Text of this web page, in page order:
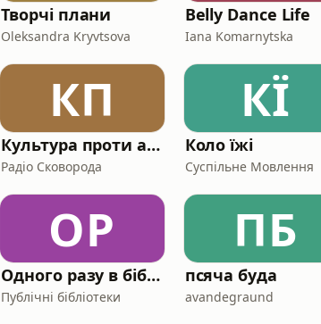
Творчі плани
Oleksandra Kryvtsova
Belly Dance Life
Iana Komarnytska
КП
Культура проти агресії
Радіо Сковорода
КЇ
Коло їжі
Суспільне Мовлення
ОР
Одного разу в бібліотеці...
Публічні бібліотеки
ПБ
псяча буда
avandegraund